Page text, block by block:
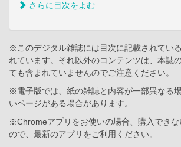
さらに目次をよむ
※このデジタル雑誌には目次に記載されてい
れています。それ以外のコンテンツは、本誌
ても含まれていませんのでご注意ください。
※電子版では、紙の雑誌と内容が一部異なる
いページがある場合があります。
※Chromeアプリをお使いの場合、購入でき
ので、最新のアプリをご利用ください。